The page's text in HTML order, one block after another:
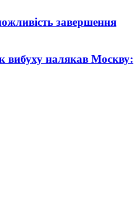
завершення
вибуху налякав Москву: